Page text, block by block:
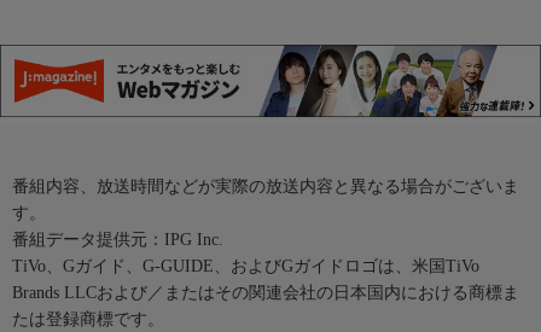
番組内容、放送時間などが実際の放送内容と異なる場合がございま
す。
番組データ提供元：IPG Inc.
TiVo、Gガイド、G-GUIDE、およびGガイドロゴは、米国TiVo
Brands LLCおよび／またはその関連会社の日本国内における商標ま
たは登録商標です。